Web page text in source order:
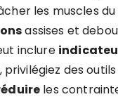
les muscles du
assises et
inclure
des
les